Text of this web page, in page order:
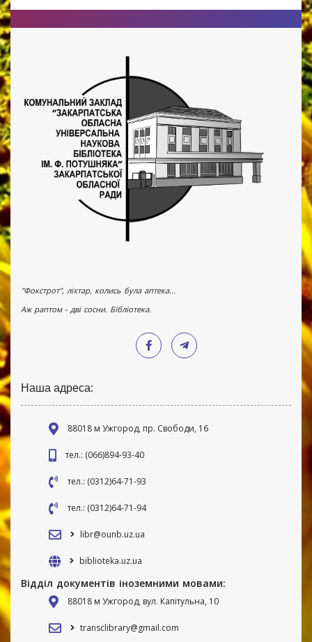
"Фокстрот", ліхтар, колись була аптека...
Аж раптом - дві сосни. Бібліотека.
Наша адреса:
88018 м Ужгород, пр. Свободи, 16
тел.: (066)894-93-40
тел.: (0312)64-71-93
тел.: (0312)64-71-94
libr@ounb.uz.ua
biblioteka.uz.ua
Відділ документів іноземними мовами:
88018 м Ужгород, вул. Капітульна, 10
transclibrary@gmail.com